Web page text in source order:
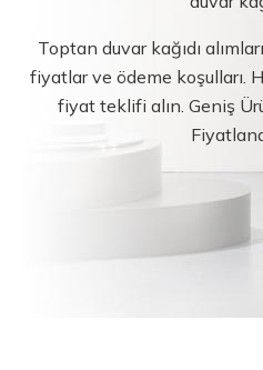
Toptan duvar kağıdı
fiyatlar ve ödeme koşulları.
fiyat teklifi alın. Geniş